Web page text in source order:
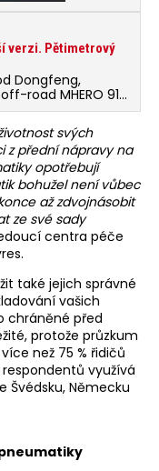
verzi. Pětimetrový
Dongfeng,
road MHERO 917
civilnější slabší
pohonem, která je
svých
z přední nápravy na
opotřebují
bohužel není vůbec
až zdvojnásobit
ze své sady
centra péče
také jejich správné
vašich
chráněné před
protože průzkum
než 75 % řidičů
využívá
Švédsku, Německu